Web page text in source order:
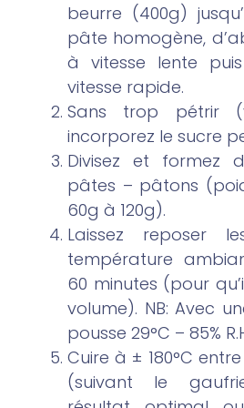
beurre (400g)
pâte homogène,
à vitesse lente
vitesse rapide.
Sans trop pétrir
incorporez le sucre
Divisez et formez
pâtes – pâtons
60g à 120g).
Laissez reposer
température
60 minutes (pour
volume). NB: Avec
pousse 29°C – 85%
Cuire à ± 180°C
(suivant le